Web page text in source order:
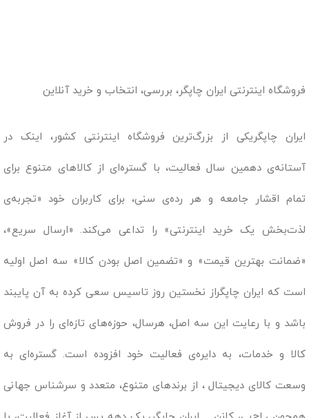
فروشگاه اینترنتی ایران چاپگر، بررسی، انتخاب و خرید آنلاین
ایران چاپگریکی از بزرگ‌ترین فروشگاه اینترنتی کشور، اینک در
آستانه‌ی دهمین سال فعالیت، با گستره‌ای از کالاهای متنوع برای
تمام اقشار جامعه و هر رده‌ی سنی، برای کاربران خود «تجربه‌ی
لذت‌بخش یک خرید اینترنتی» را تداعی می‌کند. «ارسال سریع»،
«ضمانت بهترین قیمت» و «تضمین اصل بودن کالا» سه اصل اولیه
است که ایران چاپگراز نخستین روز تاسیس سعی کرده به آن پایبند
باشد و با رعایت این سه اصل، هرسال، حوزه‌های تازه‌ای را در فروش
کالا و خدمات، به دایره‌ی فعالیت خود افزوده است. گستره‌ای به
وسعت کالای دیجیتال ، از برندهای متنوع، متعدد و سرشناس جهانی